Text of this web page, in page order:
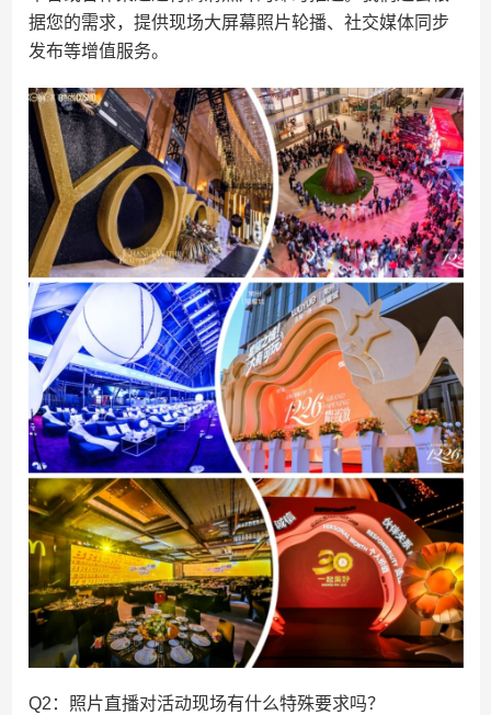
据您的需求，提供现场大屏幕照片轮播、社交媒体同步
发布等增值服务。
Q2：照片直播对活动现场有什么特殊要求吗？